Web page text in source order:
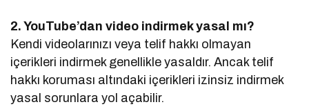
2. YouTube’dan video indirmek yasal mı?
Kendi videolarınızı veya telif hakkı olmayan
içerikleri indirmek genellikle yasaldır. Ancak telif
hakkı koruması altındaki içerikleri izinsiz indirmek
yasal sorunlara yol açabilir.